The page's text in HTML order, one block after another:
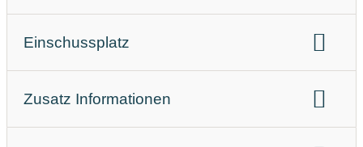
Einschussplatz
Zusatz Informationen